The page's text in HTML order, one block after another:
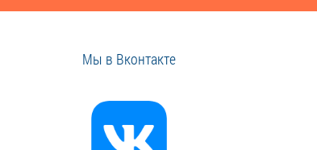
Мы в Вконтакте